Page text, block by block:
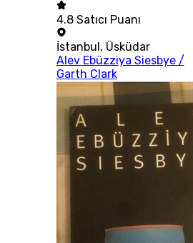
4.8 Satıcı Puanı
İstanbul, Üsküdar
Alev Ebüzziya Siesbye /
Garth Clark